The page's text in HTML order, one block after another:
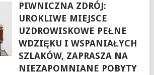
PIWNICZNA ZDRÓJ:
UROKLIWE MIEJSCE
UZDROWISKOWE PEŁNE
WDZIĘKU I WSPANIAŁYCH
SZLAKÓW, ZAPRASZA NA
NIEZAPOMNIANE POBYTY